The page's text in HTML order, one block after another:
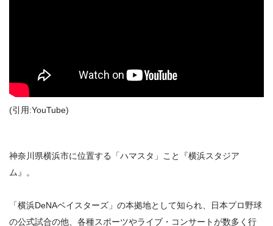
(引用:YouTube)
神奈川県横浜市に位置する「ハマスタ」こと『横浜スタジア
ム』。
「横浜DeNAベイスターズ」の本拠地として知られ、日本プロ野球
の公式試合の他、各種スポーツやライブ・コンサートが数多く行